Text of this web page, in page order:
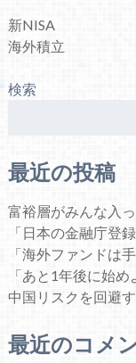
新NISA
海外積立
検索
最近の投稿
富裕層がみんな入っ
「日本の金融庁登
「海外ファンドは
「あと1年後に始
中国リスクを回避
最近のコメ